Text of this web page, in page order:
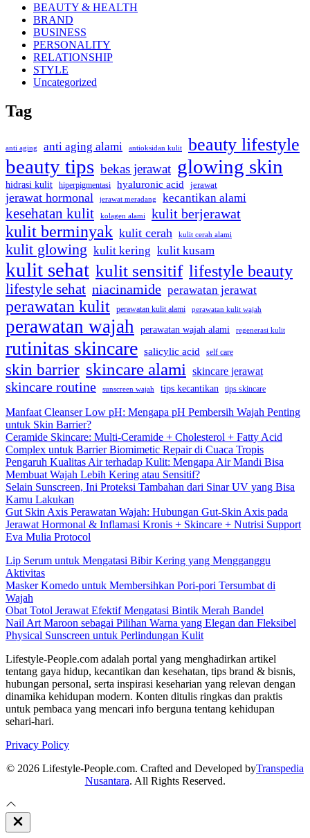
BEAUTY & HEALTH
BRAND
BUSINESS
PERSONALITY
RELATIONSHIP
STYLE
Uncategorized
Tag
anti aging anti aging alami antioksidan kulit beauty lifestyle
beauty tips bekas jerawat glowing skin
hidrasi kulit hiperpigmentasi hyaluronic acid jerawat
jerawat hormonal jerawat meradang kecantikan alami
kesehatan kulit kolagen alami kulit berjerawat
kulit berminyak kulit cerah kulit cerah alami
kulit glowing kulit kering kulit kusam
kulit sehat kulit sensitif lifestyle beauty
lifestyle sehat niacinamide perawatan jerawat
perawatan kulit perawatan kulit alami perawatan kulit wajah
perawatan wajah perawatan wajah alami regenerasi kulit
rutinitas skincare salicylic acid self care
skin barrier skincare alami skincare jerawat
skincare routine sunscreen wajah tips kecantikan tips skincare
Manfaat Cleanser Low pH: Mengapa pH Pembersih Wajah Penting
untuk Skin Barrier?
Ceramide Skincare: Multi-Ceramide + Cholesterol + Fatty Acid
Complex untuk Barrier Biomimetic Repair di Cuaca Tropis
Pengaruh Kualitas Air terhadap Kulit: Mengapa Air Mandi Bisa
Membuat Wajah Lebih Kering atau Sensitif?
Selain Sunscreen, Ini Proteksi Tambahan dari Sinar UV yang Bisa
Kamu Lakukan
Gut Skin Axis Perawatan Wajah: Hubungan Gut-Skin Axis pada
Jerawat Hormonal & Inflamasi Kronis + Skincare + Nutrisi Support
Eva Mulia Protocol
Lip Serum untuk Mengatasi Bibir Kering yang Mengganggu
Aktivitas
Masker Komedo untuk Membersihkan Pori-pori Tersumbat di
Wajah
Obat Totol Jerawat Efektif Mengatasi Bintik Merah Bandel
Nail Art Maroon sebagai Pilihan Warna yang Elegan dan Fleksibel
Physical Sunscreen untuk Perlindungan Kulit
Lifestyle-People.com adalah portal yang menghadirkan artikel
tentang gaya hidup, kecantikan dan kesehatan, tips brand & bisnis,
hubungan personal, serta inspirasi keseharian yang relevan dengan
dinamika kehidupan modern. Konten ditulis ringkas dan praktis
untuk pembaca yang mencari info berguna tentang kehidupan
sehari-hari.
Privacy Policy
© 2026 Lifestyle-People.com. Crafted and Developed byTranspedia
Nusantara. All Rights Reserved.
Close
Off